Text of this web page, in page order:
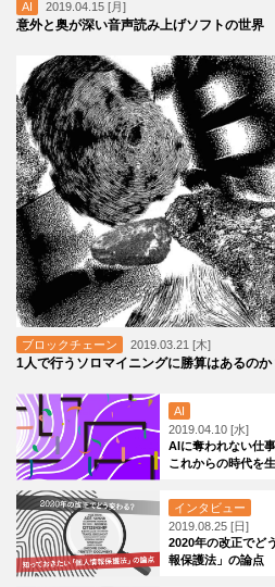
AI 2019.04.15 [月]
意外と奥が深い音声読み上げソフトの世界
ブロックチェーン 2019.03.21 [木]
1人で行うソロマイニングに勝算はあるの
AI
2019.04.10 [水]
AIに奪われない仕
これからの時代を
インタビュー
2019.08.25 [日]
2020年の改正でど
報保護法」の論点